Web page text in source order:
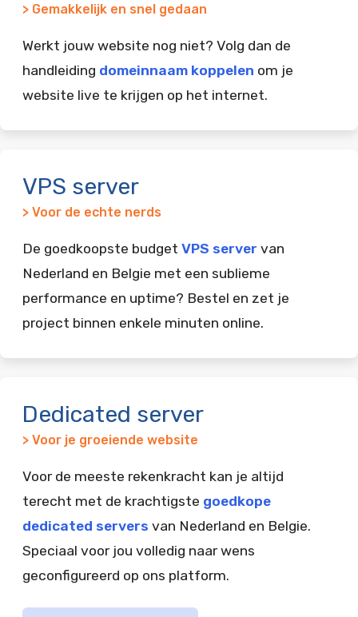
> Gemakkelijk en snel gedaan
Werkt jouw website nog niet? Volg dan de
handleiding domeinnaam koppelen om je
website live te krijgen op het internet.
VPS server
> Voor de echte nerds
De goedkoopste budget VPS server van
Nederland en Belgie met een sublieme
performance en uptime? Bestel en zet je
project binnen enkele minuten online.
Dedicated server
> Voor je groeiende website
Voor de meeste rekenkracht kan je altijd
terecht met de krachtigste goedkope
dedicated servers van Nederland en Belgie.
Speciaal voor jou volledig naar wens
geconfigureerd op ons platform.